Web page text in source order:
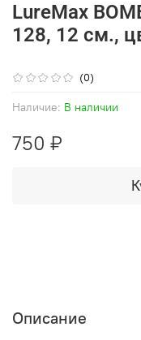
(0)
Наличие: В наличии
LureMax
128, 12 см.,
750 ₽
Описание